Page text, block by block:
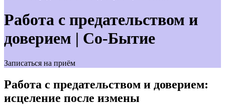
Работа с предательством и
доверием | Со-Бытие
Записаться на приём
Работа с предательством и доверием:
исцеление после измены